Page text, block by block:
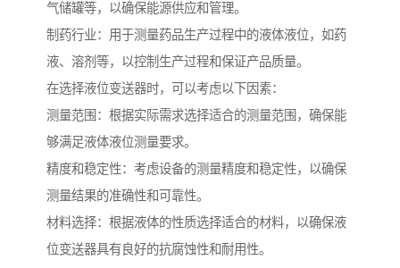
气储罐等，以确保能源供应和管理。
制药行业：用于测量药品生产过程中的液体液位，如药
液、溶剂等，以控制生产过程和保证产品质量。
在选择液位变送器时，可以考虑以下因素：
测量范围：根据实际需求选择适合的测量范围，确保能
够满足液体液位测量要求。
精度和稳定性：考虑设备的测量精度和稳定性，以确保
测量结果的准确性和可靠性。
材料选择：根据液体的性质选择适合的材料，以确保液
位变送器具有良好的抗腐蚀性和耐用性。